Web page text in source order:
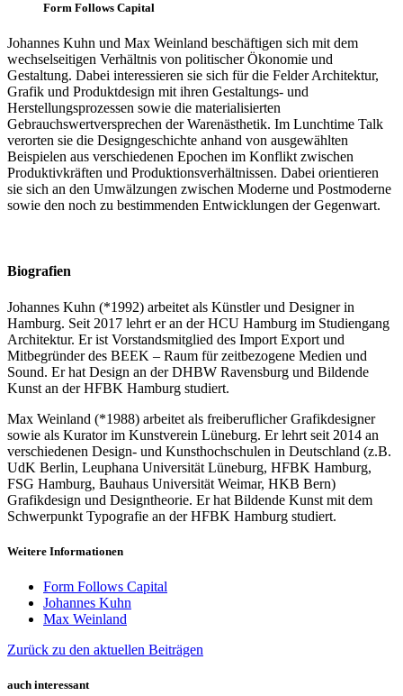
Form Follows Capital
Johannes Kuhn und Max Weinland beschäftigen sich mit dem
wechselseitigen Verhältnis von politischer Ökonomie und
Gestaltung. Dabei interessieren sie sich für die Felder Architektur,
Grafik und Produktdesign mit ihren Gestaltungs- und
Herstellungsprozessen sowie die materialisierten
Gebrauchswertversprechen der Warenästhetik. Im Lunchtime Talk
verorten sie die Designgeschichte anhand von ausgewählten
Beispielen aus verschiedenen Epochen im Konflikt zwischen
Produktivkräften und Produktionsverhältnissen. Dabei orientieren
sie sich an den Umwälzungen zwischen Moderne und Postmoderne
sowie den noch zu bestimmenden Entwicklungen der Gegenwart.
Biografien
Johannes Kuhn (*1992) arbeitet als Künstler und Designer in
Hamburg. Seit 2017 lehrt er an der HCU Hamburg im Studiengang
Architektur. Er ist Vorstandsmitglied des Import Export und
Mitbegründer des BEEK – Raum für zeitbezogene Medien und
Sound. Er hat Design an der DHBW Ravensburg und Bildende
Kunst an der HFBK Hamburg studiert.
Max Weinland (*1988) arbeitet als freiberuflicher Grafikdesigner
sowie als Kurator im Kunstverein Lüneburg. Er lehrt seit 2014 an
verschiedenen Design- und Kunsthochschulen in Deutschland (z.B.
UdK Berlin, Leuphana Universität Lüneburg, HFBK Hamburg,
FSG Hamburg, Bauhaus Universität Weimar, HKB Bern)
Grafikdesign und Designtheorie. Er hat Bildende Kunst mit dem
Schwerpunkt Typografie an der HFBK Hamburg studiert.
Weitere Informationen
Form Follows Capital
Johannes Kuhn
Max Weinland
Zurück zu den aktuellen Beiträgen
auch interessant